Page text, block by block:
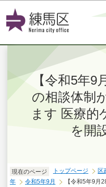
このペー
【令和5年9
の相談体制
ます 医療的
を開
現在のページ トップページ 区
年
令和5年9月
【令和5年9月